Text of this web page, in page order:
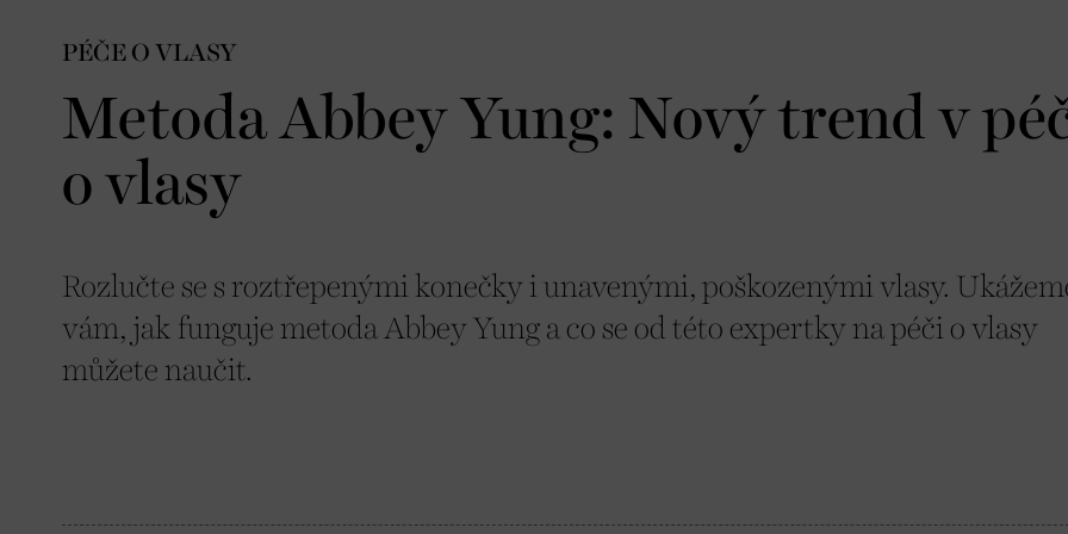
PÉČE O VLASY
Metoda Abbey Yung: Nový trend v
o vlasy
Rozlučte se s roztřepenými konečky i unavenými, poškozenými vlasy.
vám, jak funguje metoda Abbey Yung a co se od této expertky na péči o vlasy
můžete naučit.